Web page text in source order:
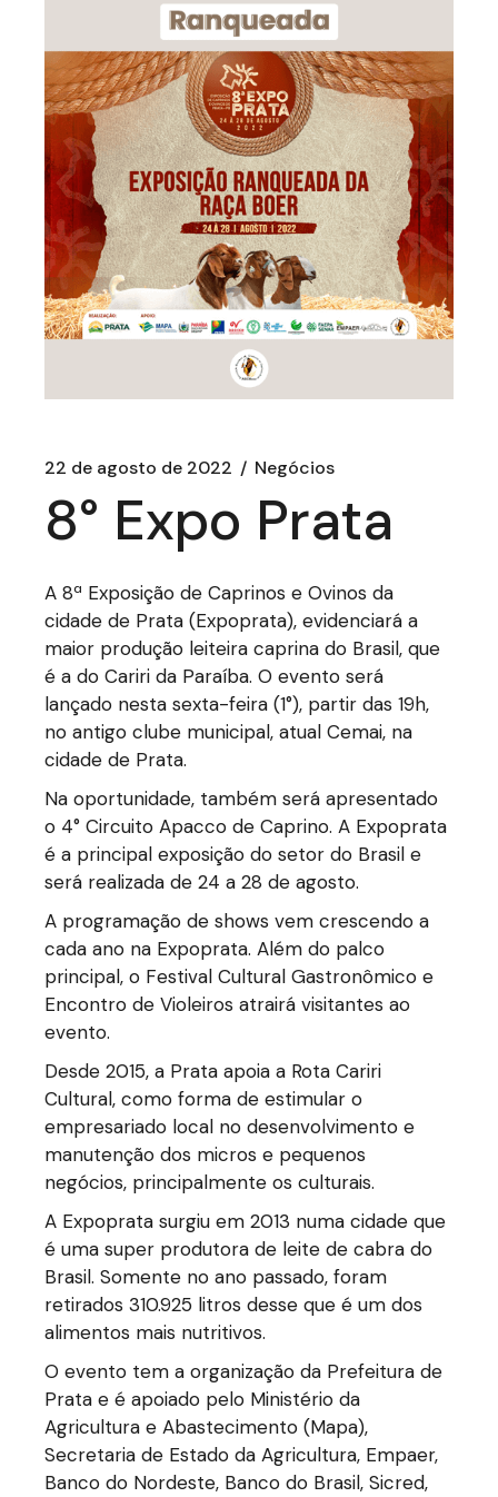
22 de agosto de 2022 Negócios
8° Expo Prata
A 8ª Exposição de Caprinos e Ovinos da
cidade de Prata (Expoprata), evidenciará a
maior produção leiteira caprina do Brasil, que
é a do Cariri da Paraíba. O evento será
lançado nesta sexta-feira (1°), partir das 19h,
no antigo clube municipal, atual Cemai, na
cidade de Prata.
Na oportunidade, também será apresentado
o 4° Circuito Apacco de Caprino. A Expoprata
é a principal exposição do setor do Brasil e
será realizada de 24 a 28 de agosto.
A programação de shows vem crescendo a
cada ano na Expoprata. Além do palco
principal, o Festival Cultural Gastronômico e
Encontro de Violeiros atrairá visitantes ao
evento.
Desde 2015, a Prata apoia a Rota Cariri
Cultural, como forma de estimular o
empresariado local no desenvolvimento e
manutenção dos micros e pequenos
negócios, principalmente os culturais.
A Expoprata surgiu em 2013 numa cidade que
é uma super produtora de leite de cabra do
Brasil. Somente no ano passado, foram
retirados 310.925 litros desse que é um dos
alimentos mais nutritivos.
O evento tem a organização da Prefeitura de
Prata e é apoiado pelo Ministério da
Agricultura e Abastecimento (Mapa),
Secretaria de Estado da Agricultura, Empaer,
Banco do Nordeste, Banco do Brasil, Sicred,